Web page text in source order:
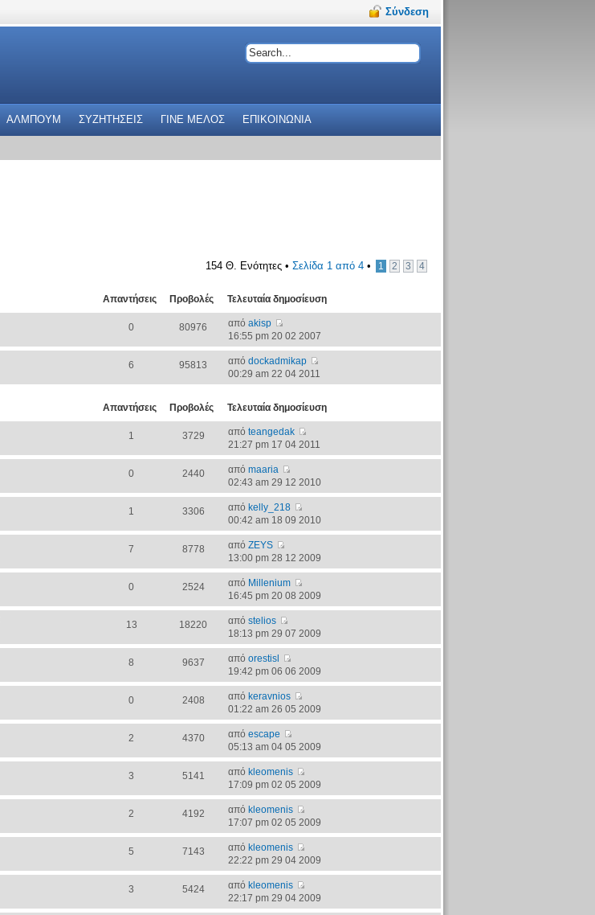
Σύνδεση
ΑΛΜΠΟΥΜ ΣΥΖΗΤΗΣΕΙΣ ΓΙΝΕ ΜΕΛΟΣ ΕΠΙΚΟΙΝΩΝΙΑ
154 Θ. Ενότητες • Σελίδα 1από 4• 1 2 3 4
Απαντήσεις Προβολές
Τελευταία δημοσίευση
0 80976 απόakisp
16:55 pm 20 02 2007
6 95813 απόdockadmikap
00:29 am 22 04 2011
Απαντήσεις Προβολές
Τελευταία δημοσίευση
1 3729 απόteangedak
21:27 pm 17 04 2011
0 2440 απόmaaria
02:43 am 29 12 2010
1 3306 από kelly_218
00:42 am 18 09 2010
7 8778 απόZEYS
13:00 pm 28 12 2009
0 2524 από Millenium
16:45 pm 20 08 2009
13 18220 απόstelios
18:13 pm 29 07 2009
8 9637 απόorestisl
19:42 pm 06 06 2009
0 2408 από keravnios
01:22 am 26 05 2009
2 4370 απόescape
05:13 am 04 05 2009
3 5141 από kleomenis
17:09 pm 02 05 2009
2 4192 από kleomenis
17:07 pm 02 05 2009
5 7143 από kleomenis
22:22 pm 29 04 2009
3 5424 από kleomenis
22:17 pm 29 04 2009